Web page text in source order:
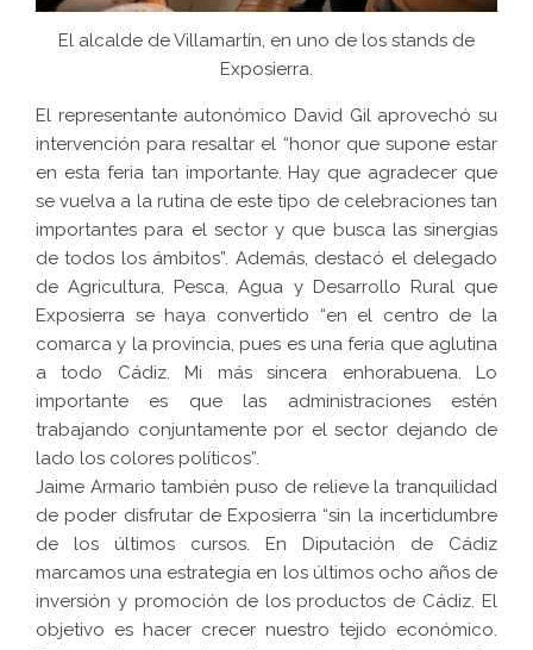
El alcalde de Villamartín, en uno de los stands de
Exposierra.
El representante autonómico David Gil aprovechó su
intervención para resaltar el “honor que supone estar
en esta feria tan importante. Hay que agradecer que
se vuelva a la rutina de este tipo de celebraciones tan
importantes para el sector y que busca las sinergias
de todos los ámbitos”. Además, destacó el delegado
de Agricultura, Pesca, Agua y Desarrollo Rural que
Exposierra se haya convertido “en el centro de la
comarca y la provincia, pues es una feria que aglutina
a todo Cádiz. Mi más sincera enhorabuena. Lo
importante es que las administraciones estén
trabajando conjuntamente por el sector dejando de
lado los colores políticos”.
Jaime Armario también puso de relieve la tranquilidad
de poder disfrutar de Exposierra “sin la incertidumbre
de los últimos cursos. En Diputación de Cádiz
marcamos una estrategia en los últimos ocho años de
inversión y promoción de los productos de Cádiz. El
objetivo es hacer crecer nuestro tejido económico.